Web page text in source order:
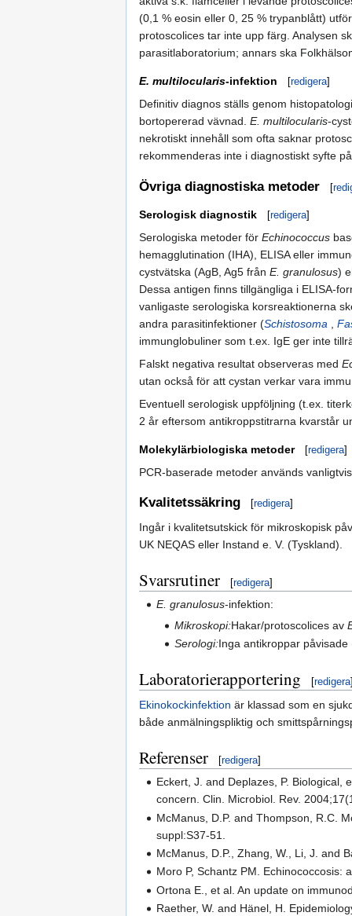
(0,1 % eosin eller 0, 25 % trypanblått)
protoscolices tar inte upp färg. Analysen
parasitlaboratorium; annars ska
E. multilocularis-infektion [redigera]
Definitiv diagnos ställs genom
bortopererad vävnad. E. multilocularis-
nekrotiskt innehåll som ofta saknar
rekommenderas inte i diagnostiskt syfte
Övriga diagnostiska metoder [
Serologisk diagnostik [redigera]
Serologiska metoder för Echinococcus
hemagglutination (IHA), ELISA eller
cystvätska (AgB, Ag5 från E. granulosus)
Dessa antigen finns tillgängliga i ELISA-
vanligaste serologiska korsreaktionerna
andra parasitinfektioner (Schistosoma
immunglobuliner som t.ex. IgE ger inte
Falskt negativa resultat observeras med
utan också för att cystan verkar vara
Eventuell serologisk uppföljning (t.ex.
2 år eftersom antikroppstitrarna kvarstår
Molekylärbiologiska metoder [redigera]
PCR-baserade metoder används
Kvalitetssäkring [redigera]
Ingår i kvalitetsutskick för mikroskopisk
UK NEQAS eller Instand e. V. (Tyskland).
Svarsrutiner [redigera]
E. granulosus-infektion:
Mikroskopi:Hakar/protoscolices av
Serologi:Inga antikroppar
Laboratorierapportering [redigera
Ekinokockinfektion är klassad som en
både anmälningspliktig och
Referenser [redigera]
Eckert, J. and Deplazes, P. Biological,
concern. Clin. Microbiol. Rev.
McManus, D.P. and Thompson, R.C.
suppl:S37-51.
McManus, D.P., Zhang, W., Li, J. and
Moro P, Schantz PM. Echinococcosis:
Ortona E., et al. An update on
Raether, W. and Hänel, H.